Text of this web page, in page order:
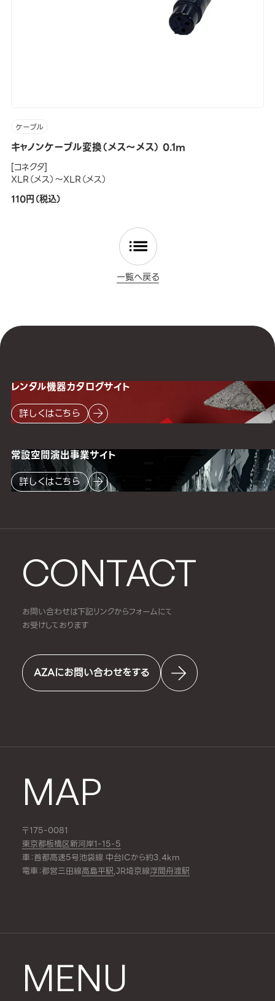
ケーブル
キャノンケーブル変換（メス～メス） 0.1m
[コネクタ]
XLR（メス）～XLR（メス）
110円（税込）
一覧へ戻る
CONTACT
お問い合わせは下記リンクからフォームにて
お受けしております
AZAにお問い合わせをする
MAP
〒175-0081
東京都板橋区新河岸1-15-5
車：首都高速5号池袋線 中台ICから約3.4km
電車：都営三田線高島平駅,JR埼京線浮間舟渡駅
レンタル機器カタログサイト
詳しくはこちら
常設空間演出事業サイト
詳しくはこちら
MENU